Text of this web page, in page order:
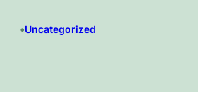
•Uncategorized